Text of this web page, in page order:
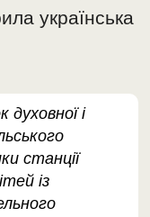
українська
духовної і
станції
із